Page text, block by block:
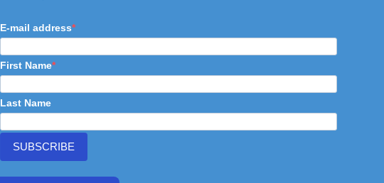
E-mail address
First Name
Last Name
SUBSCRIBE